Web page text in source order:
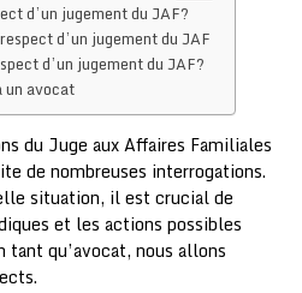
d’un jugement du JAF?
d’un jugement du JAF
d’un jugement du JAF?
un avocat
du Juge aux Affaires Familiales
de nombreuses interrogations.
situation, il est crucial de
et les actions possibles
tant qu’avocat, nous allons